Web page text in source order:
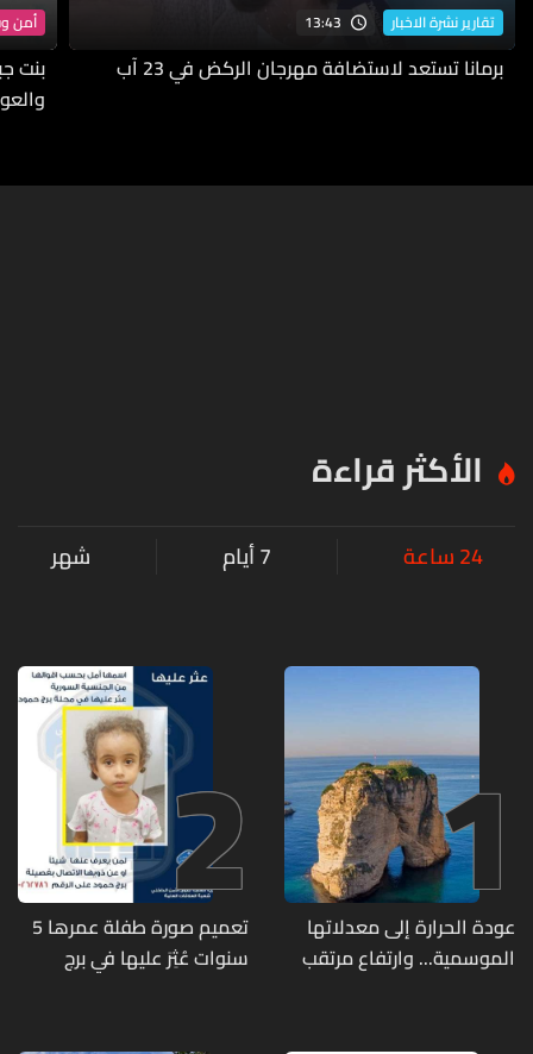
تقارير نشرة الاخبار 13:43
برمانا تستعد لاستضافة مهرجان الركض في 23 آب
أمن
بنت
الأكثر قراءة
24 ساعة 7 أيام شهر
1
عودة الحرارة إلى معدلاتها
الموسمية... وارتفاع مرتقب
2
تعميم صورة طفلة عمرها 5
سنوات عُثِرَ عليها في برج